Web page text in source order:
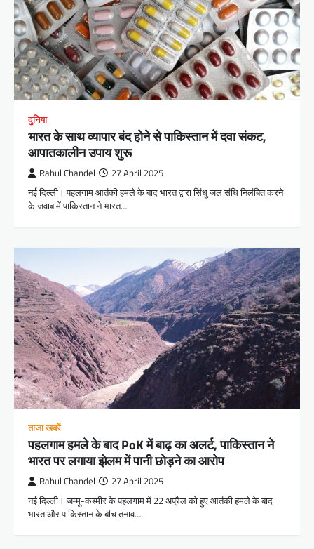
दुनिया
भारत के साथ व्यापार बंद होने से पाकिस्तान में दवा संकट,
आपातकालीन उपाय शुरू
Rahul Chandel 27 April 2025
नई दिल्ली। पहलगाम आतंकी हमले के बाद भारत द्वारा सिंधु जल संधि निलंबित करने
के जवाब में पाकिस्तान ने भारत…
ताजा खबरें
पहलगाम हमले के बाद PoK में बाढ़ का अलर्ट, पाकिस्तान ने
भारत पर लगाया झेलम में पानी छोड़ने का आरोप
Rahul Chandel 27 April 2025
नई दिल्ली। जम्मू-कश्मीर के पहलगाम में 22 अप्रैल को हुए आतंकी हमले के बाद
भारत और पाकिस्तान के बीच तनाव…